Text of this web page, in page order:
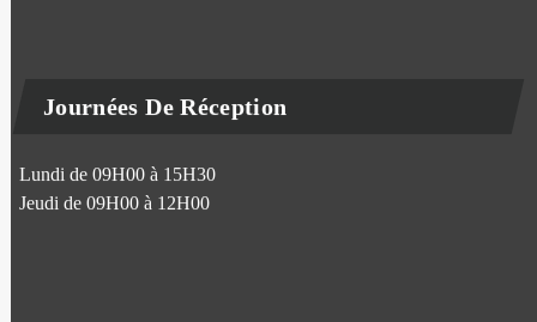
Journées De Réception
Lundi de 09H00 à 15H30
Jeudi de 09H00 à 12H00